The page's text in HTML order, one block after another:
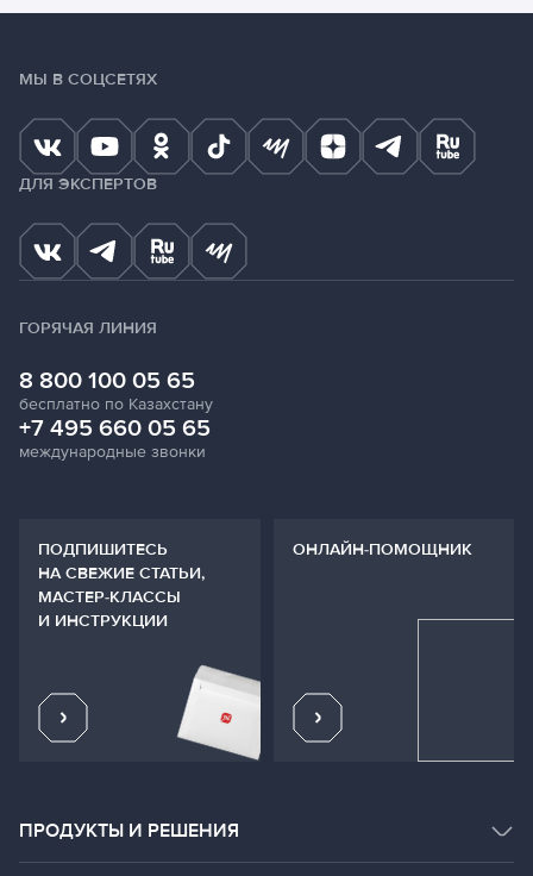
МЫ В СОЦСЕТЯХ
ДЛЯ ЭКСПЕРТОВ
ГОРЯЧАЯ ЛИНИЯ
8 800 100 05 65
бесплатно по Казахстану
+7 495 660 05 65
международные звонки
ПОДПИШИТЕСЬ
НА СВЕЖИЕ СТАТЬИ,
МАСТЕР-КЛАССЫ
И ИНСТРУКЦИИ
ОНЛАЙН-ПОМОЩНИК
ПРОДУКТЫ И РЕШЕНИЯ